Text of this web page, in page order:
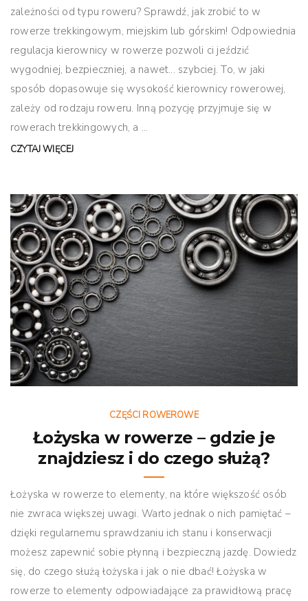
zależności od typu roweru? Sprawdź, jak zrobić to w
rowerze trekkingowym, miejskim lub górskim! Odpowiednia
regulacja kierownicy w rowerze pozwoli ci jeździć
wygodniej, bezpieczniej, a nawet... szybciej. To, w jaki
sposób dopasowuje się wysokość kierownicy rowerowej,
zależy od rodzaju roweru. Inną pozycję przyjmuje się w
rowerach trekkingowych, a ...
CZYTAJ WIĘCEJ
CZĘŚCI ROWEROWE
Łożyska w rowerze – gdzie je
znajdziesz i do czego służą?
Łożyska w rowerze to elementy, na które większość osób
nie zwraca większej uwagi. Warto jednak o nich pamiętać –
dzięki regularnemu sprawdzaniu ich stanu i konserwacji
możesz zapewnić sobie płynną i bezpieczną jazdę. Dowiedz
się, do czego służą łożyska i jak o nie dbać! Łożyska w
rowerze to elementy odpowiadające za prawidłową pracę